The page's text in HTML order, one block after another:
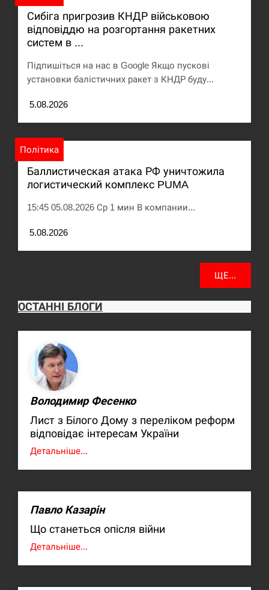
Сибіга пригрозив КНДР військовою
відповіддю на розгортання ракетних
систем в ...
Підпишіться на нас в Google Якщо пускові
установки балістичних ракет з КНДР буду...
5.08.2026
Політика
Баллистическая атака РФ уничтожила
логистический комплекс PUMA
15:45 05.08.2026 Ср 1 мин В компании...
5.08.2026
ЩЕ...
ОСТАННІ БЛОГИ
Володимир Фесенко
Лист з Білого Дому з переліком реформ
відповідає інтересам України
Детальніше...
Павло Казарін
Що станеться опісля війни
Детальніше...